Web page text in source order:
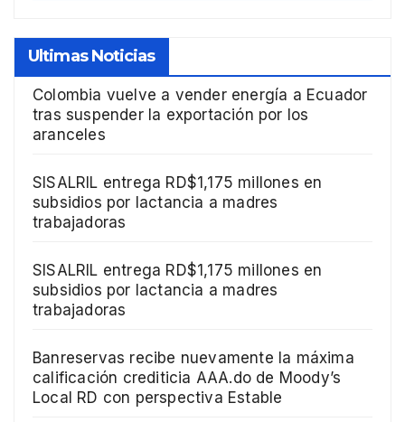
Ultimas Noticias
Colombia vuelve a vender energía a Ecuador
tras suspender la exportación por los
aranceles
SISALRIL entrega RD$1,175 millones en
subsidios por lactancia a madres
trabajadoras
SISALRIL entrega RD$1,175 millones en
subsidios por lactancia a madres
trabajadoras
Banreservas recibe nuevamente la máxima
calificación crediticia AAA.do de Moody’s
Local RD con perspectiva Estable